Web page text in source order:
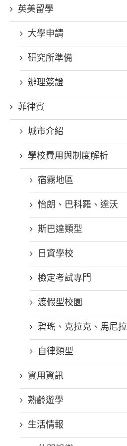
英美留學
大學申請
研究所準備
辦理簽證
菲律賓
城市介紹
學校費用與制度解析
宿霧地區
怡朗、巴科羅、達沃
斯巴達類型
日資學校
檢定考試專門
渡假型校園
碧瑤、克拉克、馬尼拉
自律類型
實用資訊
熟齡遊學
生活情報